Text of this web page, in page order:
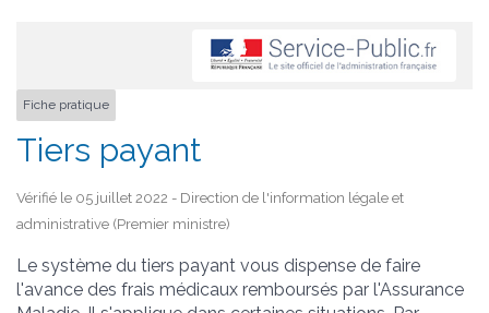
Fiche pratique
Tiers payant
Vérifié le 05 juillet 2022 - Direction de l'information légale et
administrative (Premier ministre)
Le système du tiers payant vous dispense de faire
l'avance des frais médicaux remboursés par l'Assurance